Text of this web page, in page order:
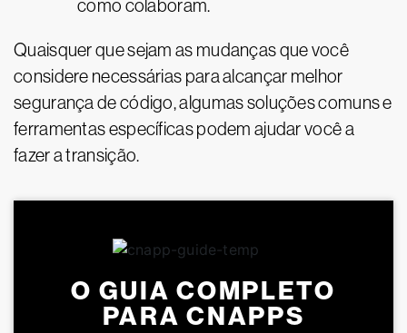
como colaboram.
Quaisquer que sejam as mudanças que você
considere necessárias para alcançar melhor
segurança de código, algumas soluções comuns e
ferramentas específicas podem ajudar você a
fazer a transição.
O GUIA COMPLETO
PARA CNAPPS